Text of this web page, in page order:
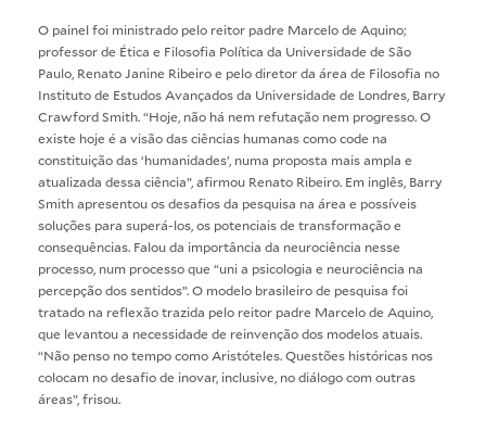
O painel foi ministrado pelo reitor padre Marcelo de Aquino;
professor de Ética e Filosofia Política da Universidade de São
Paulo, Renato Janine Ribeiro e pelo diretor da área de Filosofia no
Instituto de Estudos Avançados da Universidade de Londres, Barry
Crawford Smith. “Hoje, não há nem refutação nem progresso. O
existe hoje é a visão das ciências humanas como code na
constituição das ‘humanidades’, numa proposta mais ampla e
atualizada dessa ciência”, afirmou Renato Ribeiro. Em inglês, Barry
Smith apresentou os desafios da pesquisa na área e possíveis
soluções para superá-los, os potenciais de transformação e
consequências. Falou da importância da neurociência nesse
processo, num processo que “uni a psicologia e neurociência na
percepção dos sentidos”. O modelo brasileiro de pesquisa foi
tratado na reflexão trazida pelo reitor padre Marcelo de Aquino,
que levantou a necessidade de reinvenção dos modelos atuais.
“Não penso no tempo como Aristóteles. Questões históricas nos
colocam no desafio de inovar, inclusive, no diálogo com outras
áreas”, frisou.